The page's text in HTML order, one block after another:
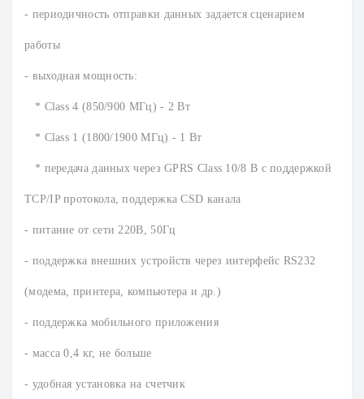
- периодичность отправки данных задается сценарием
работы
- выходная мощность:
* Class 4 (850/900 МГц) - 2 Вт
* Class 1 (1800/1900 МГц) - 1 Вт
* передача данных через GPRS Class 10/8 В с поддержкой
TCP/IP протокола, поддержка СSD канала
- питание от сети 220В, 50Гц
- поддержка внешних устройств через интерфейс RS232
(модема, принтера, компьютера и др.)
- поддержка мобильного приложения
- масса 0,4 кг, не больше
- удобная установка на счетчик